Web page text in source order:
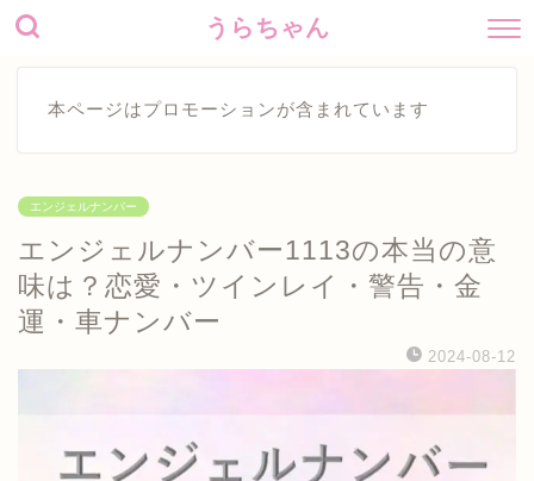
うらちゃん
本ページはプロモーションが含まれています
エンジェルナンバー
エンジェルナンバー1113の本当の意
味は？恋愛・ツインレイ・警告・金
運・車ナンバー
2024-08-12